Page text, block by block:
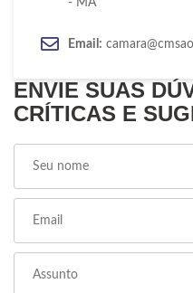
- MA
Email:
ENVIE SUAS
CRÍTICAS E